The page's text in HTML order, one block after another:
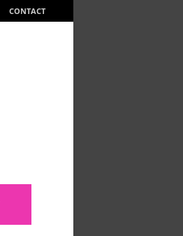
CONTACT